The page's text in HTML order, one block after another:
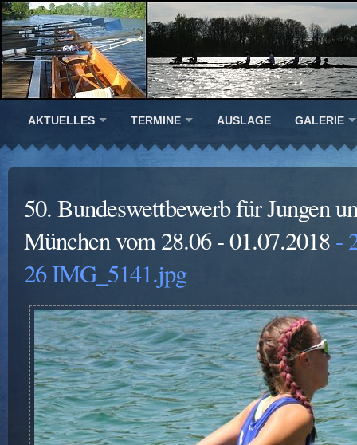
AKTUELLES TERMINE AUSLAGE GALERIE
50. Bundeswettbewerb für Jungen
München vom 28.06 - 01.07.2018-
26 IMG_5141.jpg